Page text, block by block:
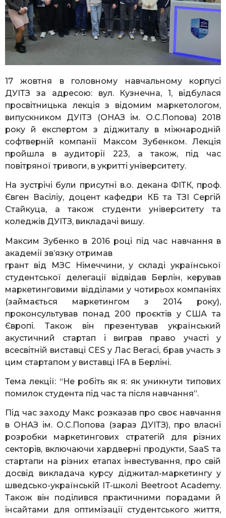
17 жовтня в головному навчальному корпусі
ДУІТЗ за адресою: вул. Кузнечна, 1, відбулася
просвітницька лекція з відомим маркетологом,
випускником ДУІТЗ (ОНАЗ ім. О.С.Попова) 2018
року й експертом з діджиталу в міжнародній
софтверній компанії Максом Зубенком. Лекція
пройшла в аудиторії 223, а також, під час
повітряної тривоги, в укритті університету.
На зустрічі були присутні в.о. декана ФІТК, проф.
Євген Васіліу, доцент кафедри КБ та ТЗІ Сергій
Стайкуца, а також студенти університету та
коледжів ДУІТЗ, викладачі вишу.
Максим Зубенко в 2016 році під час навчання в
академії зв’язку отримав
грант від МЗС Німеччини, у складі української
студентської делегації відвідав Берлін, керував
маркетинговими відділами у чотирьох компаніях
(займається маркетингом з 2014 року),
проконсультував понад 200 проєктів у США та
Європі. Також він презентував український
акустичний стартап і виграв право участі у
всесвітній виставці CES у Лас Вегасі, брав участь з
цим стартапом у виставці IFA в Берліні.
Тема лекції: “Не робіть як я: як уникнути типових
помилок студента під час та після навчання”.
Під час заходу Макс розказав про своє навчання
в ОНАЗ ім. О.С.Попова (зараз ДУІТЗ), про власні
розробки маркетингових стратегій для різних
секторів, включаючи хардверні продукти, SaaS та
стартапи на різних етапах інвестування, про свій
досвід викладача курсу діджитал-маркетингу у
шведсько-українській IT-школі Beetroot Academy.
Також він поділився практичними порадами й
інсайтами для оптимізації студентського життя,